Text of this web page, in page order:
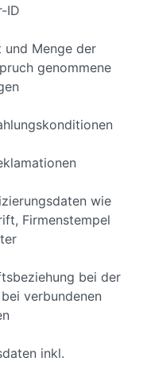
ID
Menge der
genommene
wie
Firmenstempel
bei der
verbundenen
inkl.